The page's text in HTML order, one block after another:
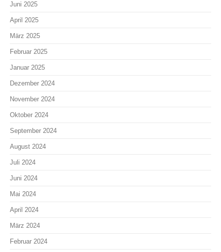
Juni 2025
April 2025
März 2025
Februar 2025
Januar 2025
Dezember 2024
November 2024
Oktober 2024
September 2024
August 2024
Juli 2024
Juni 2024
Mai 2024
April 2024
März 2024
Februar 2024